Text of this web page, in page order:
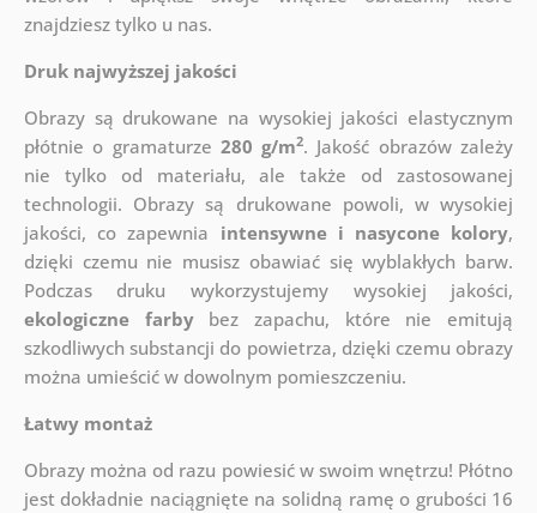
znajdziesz tylko u nas.
Druk najwyższej jakości
Obrazy są drukowane na wysokiej jakości elastycznym
płótnie o gramaturze 280 g/m2. Jakość obrazów zależy
nie tylko od materiału, ale także od zastosowanej
technologii. Obrazy są drukowane powoli, w wysokiej
jakości, co zapewnia intensywne i nasycone kolory,
dzięki czemu nie musisz obawiać się wyblakłych barw.
Podczas druku wykorzystujemy wysokiej jakości,
ekologiczne farbybez zapachu, które nie emitują
szkodliwych substancji do powietrza, dzięki czemu obrazy
można umieścić w dowolnym pomieszczeniu.
Łatwy montaż
Obrazy można od razu powiesić w swoim wnętrzu! Płótno
jest dokładnie naciągnięte na solidną ramę o grubości 16